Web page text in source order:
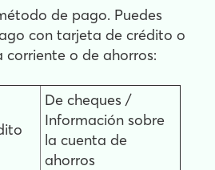
de pago. Puedes
con tarjeta de crédito o
corriente o de ahorros:
De cheques /
Información sobre
la cuenta de
ahorros